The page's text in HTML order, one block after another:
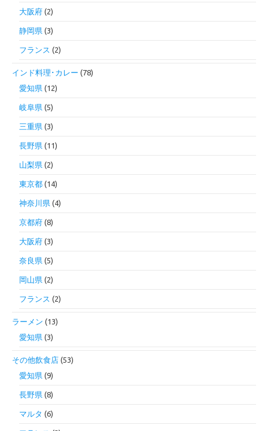
大阪府 (2)
静岡県 (3)
フランス (2)
インド料理･カレー (78)
愛知県 (12)
岐阜県 (5)
三重県 (3)
長野県 (11)
山梨県 (2)
東京都 (14)
神奈川県 (4)
京都府 (8)
大阪府 (3)
奈良県 (5)
岡山県 (2)
フランス (2)
ラーメン (13)
愛知県 (3)
その他飲食店 (53)
愛知県 (9)
長野県 (8)
マルタ (6)